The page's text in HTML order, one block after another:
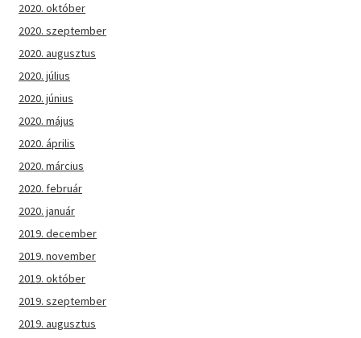
2020. október
2020. szeptember
2020. augusztus
2020. július
2020. június
2020. május
2020. április
2020. március
2020. február
2020. január
2019. december
2019. november
2019. október
2019. szeptember
2019. augusztus